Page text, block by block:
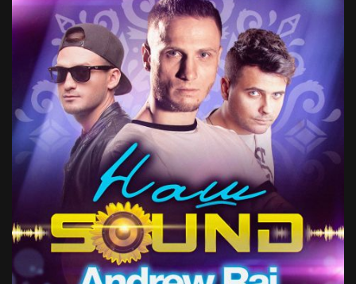
SECRET ROOM
МЕНЮ
ГАЛЕРЕЯ
БАНКЕТИ
КОНТАКТИ
EN